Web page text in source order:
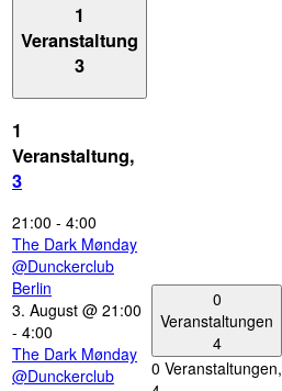
1
Veranstaltung
3
1
Veranstaltung,
3
21:00 - 4:00
The Dark Mønday
@Dunckerclub
Berlin
3. August @ 21:00
- 4:00
The Dark Mønday
@Dunckerclub
0
Veranstaltungen
4
0 Veranstaltungen,